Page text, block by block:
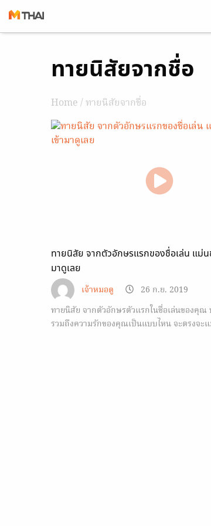
ทายนิสัยจากชื่อ
Home/ ทายนิสัยจากชื่อ
ทายนิสัย จากตัวอักษรแรกของชื่อเล่น แม่น
มาดูเลย
เจ้าหมอดู
26 ก.ย. 2019
ทายนิสัย จากตัวอักษรตัวแรกในชื่อเล่นของคุ
รวมถึงความรักของคุณเป็นแบบไหน จะตรงจะแ